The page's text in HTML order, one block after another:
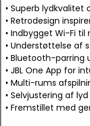
• Superb lydkvalitet
• Retrodesign
• Indbygget Wi-Fi
• Understøttelse af
• Bluetooth-
• JBL One App for
• Multi-rums
• Selvjustering af
• Fremstillet med